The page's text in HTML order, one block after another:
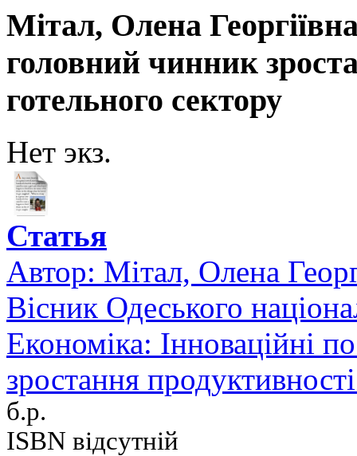
Мітал, Олена
головний чинник
готельного сектору
Нет экз.
Статья
Автор: Мітал, Олена
Вісник Одеського
Економіка: Інноваційні
зростання
б.р.
ISBN відсутній